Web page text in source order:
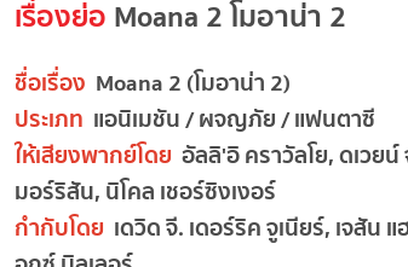
เรื่องย่อ Moana 2 โมอาน่า 2
ชื่อเรื่อง Moana 2 (โมอาน่า 2)
ประเภท แอนิเมชัน / ผจญภัย / แฟนตาซี
ให้เสียงพากย์โดย อัลลิ'อิ คราวัลโย, ดเวย
มอร์ริสัน, นิโคล เชอร์ซิงเงอร์
กำกับโดย เดวิด จี. เดอร์ริค จูเนียร์, เจสัน